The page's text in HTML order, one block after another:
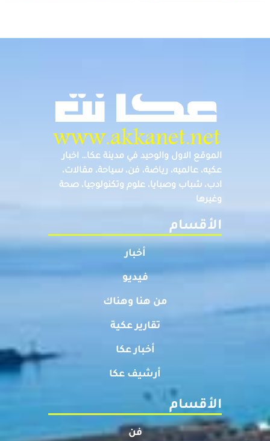
الموقع الاول والوحيد في مدينة عكا… اخبار
عكيه، عالميه، رياضة، فن، سياحة، مقالات،
ادب، شباب وصبايا، علوم وتكنولوجيا، صحة
وغيرها
الأقسام
أخبار
فيديو
من هنا وهناك
تقارير عكية
أخبار عكا
أرشيف عكا
الأقسام
فن